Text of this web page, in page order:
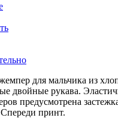
для мальчика из
двойные рукава.
предусмотрена
принт.